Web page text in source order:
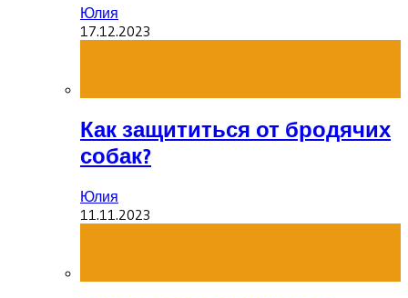
Юлия
17.12.2023
Как защититься от бродячих
собак?
Юлия
11.11.2023